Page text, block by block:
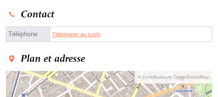
Contact
Téléphone Téléphoner au sushi
Plan et adresse
© contributeurs OpenStreetMap